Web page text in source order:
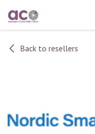
Back to resellers